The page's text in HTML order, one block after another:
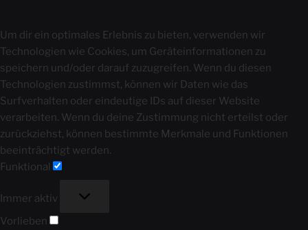
Um dir ein optimales Erlebnis zu bieten, verwenden wir
Technologien wie Cookies, um Geräteinformationen zu
speichern und/oder darauf zuzugreifen. Wenn du diesen
Technologien zustimmst, können wir Daten wie das
Surfverhalten oder eindeutige IDs auf dieser Website
verarbeiten. Wenn du deine Zustimmung nicht erteilst oder
zurückziehst, können bestimmte Merkmale und Funktionen
beeinträchtigt werden.
Funktional
Immer aktiv
Vorlieben